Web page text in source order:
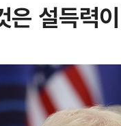
은 설득력